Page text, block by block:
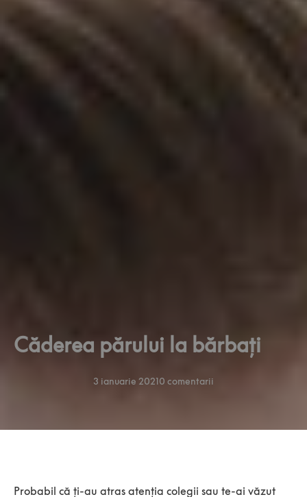
Căderea părului la bărbați
3 ianuarie 20210 comentarii
Probabil că ți-au atras atenția colegii sau te-ai văzut